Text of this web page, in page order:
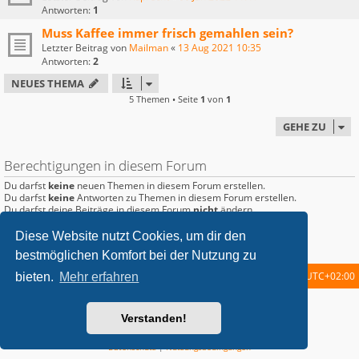
Diese Website nutzt Cookies, um dir den
bestmöglichen Komfort bei der Nutzung zu
bieten. Mehr erfahren
Verstanden!
Antworten: 1
Muss Kaffee immer frisch gemahlen sein?
Letzter Beitrag von Mailman« 13 Aug 2021 10:35
Antworten:2
NEUES THEMA
5 Themen • Seite 1 von 1
GEHE ZU
Berechtigungen in diesem Forum
Du darfst keine neuen Themen in diesem Forum erstellen.
Du darfst keineAntworten zu Themen in diesem Forum erstellen.
Du darfst deine Beiträge in diesem Forumnichtändern.
Du darfstkeineDateianhänge in diesem Forum erstellen.
Startseite Foren-Übersicht UTC+02:00
metrolike style byEric SeguinUpdated for phpBB3.2 by
Powered byphpBB® Forum Software © phpBB Limited
Deutsche Übersetzung durchphpBB.de
Datenschutz|Nutzungsbedingungen